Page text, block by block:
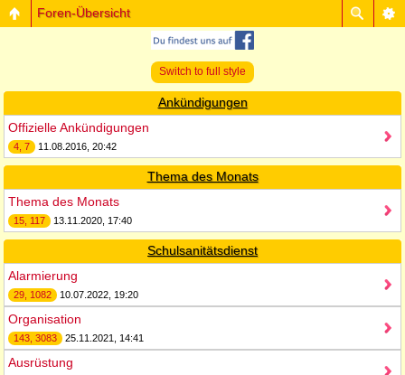
Foren-Übersicht
Switch to full style
Ankündigungen
Offizielle Ankündigungen
4, 7 11.08.2016, 20:42
Thema des Monats
Thema des Monats
15, 117 13.11.2020, 17:40
Schulsanitätsdienst
Alarmierung
29, 1082 10.07.2022, 19:20
Organisation
143, 3083 25.11.2021, 14:41
Ausrüstung